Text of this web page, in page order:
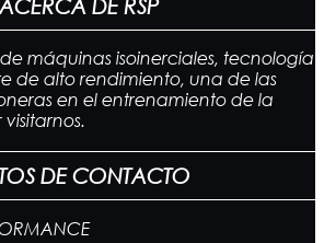
ACERCA DE RSP
máquinas isoinerciales, tecnología
de alto rendimiento, una de las
en el entrenamiento de la
DE CONTACTO